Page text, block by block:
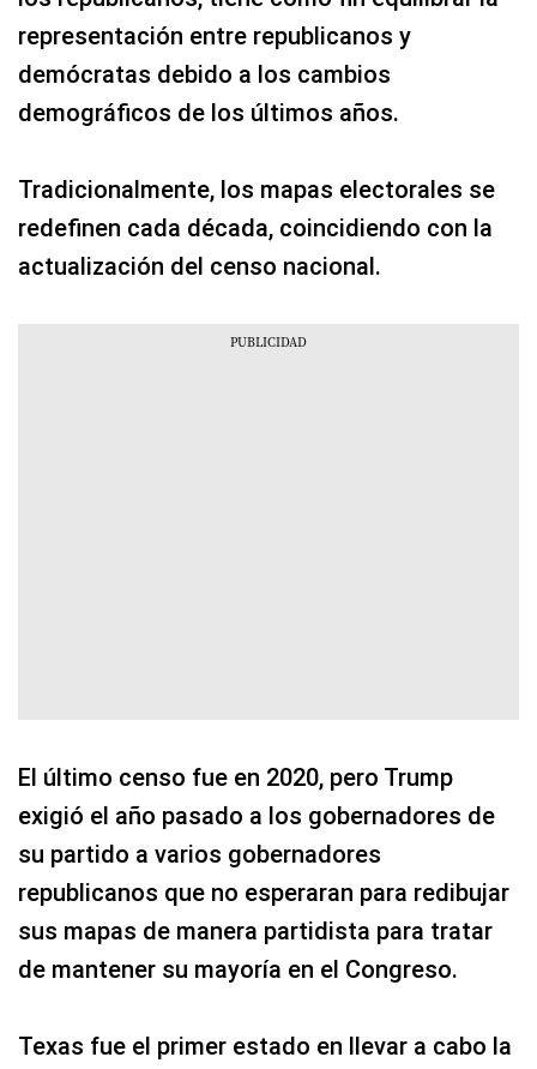
representación entre republicanos y
demócratas debido a los cambios
demográficos de los últimos años.
Tradicionalmente, los mapas electorales se
redefinen cada década, coincidiendo con la
actualización del censo nacional.
El último censo fue en 2020, pero Trump
exigió el año pasado a los gobernadores de
su partido a varios gobernadores
republicanos que no esperaran para redibujar
sus mapas de manera partidista para tratar
de mantener su mayoría en el Congreso.
Texas fue el primer estado en llevar a cabo la